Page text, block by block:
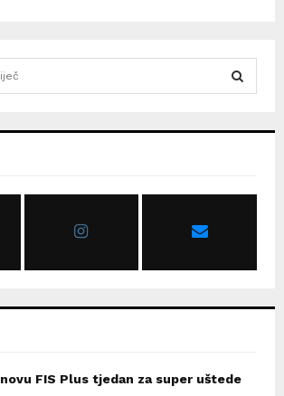
FIS Plus tjedan za super uštede